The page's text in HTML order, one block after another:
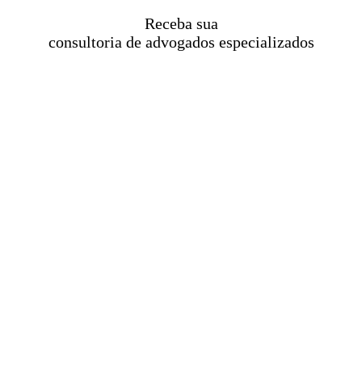
Receba sua
consultoria de advogados especializados